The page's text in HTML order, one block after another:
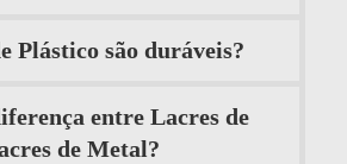
Plástico são duráveis?
entre Lacres de
de Metal?